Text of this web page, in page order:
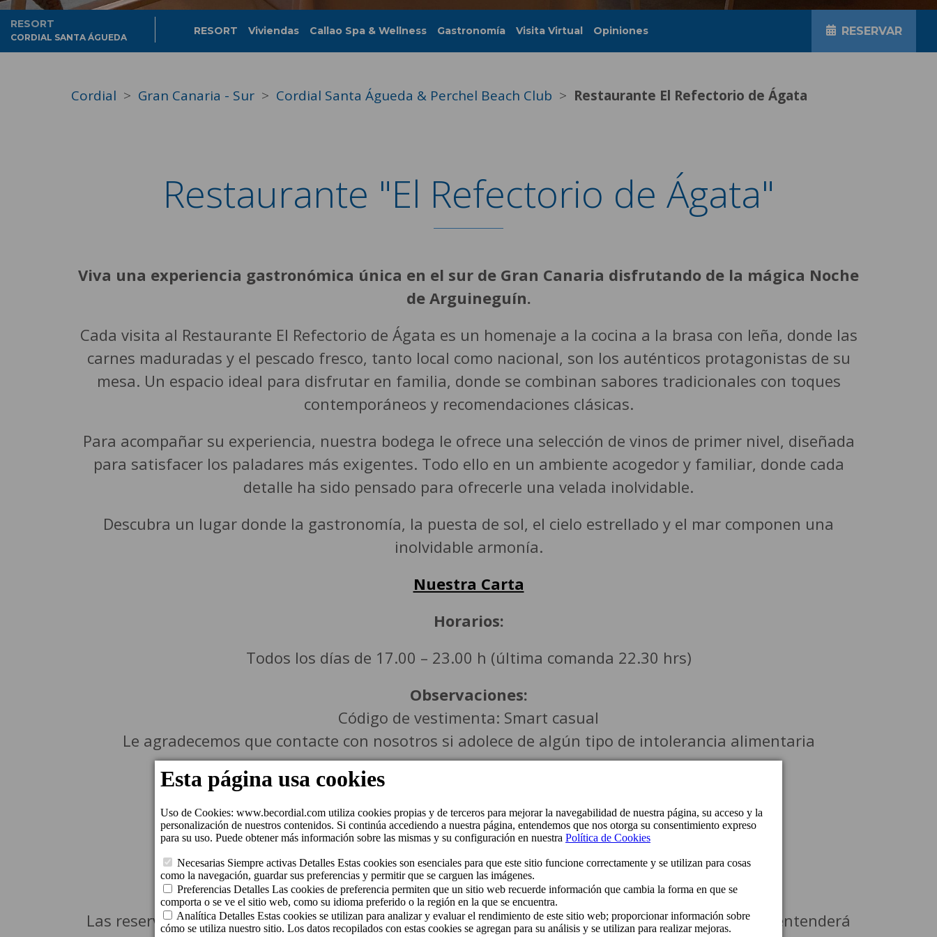
RESORT
CORDIAL SANTA ÁGUEDA
RESORT Viviendas Callao Spa & Wellness Gastronomía Visita Virtual Opiniones RESERVAR
Cordial Gran Canaria - Sur Cordial Santa Águeda & Perchel Beach Club Restaurante El Refectorio de Ágata
Restaurante "El Refectorio de Ágata"
Viva una experiencia gastronómica única en el sur de Gran Canaria disfrutando de la mágica Noche
de Arguineguín.
Cada visita al Restaurante El Refectorio de Ágata es un homenaje a la cocina a la brasa con leña, donde las
carnes maduradas y el pescado fresco, tanto local como nacional, son los auténticos protagonistas de su
mesa. Un espacio ideal para disfrutar en familia, donde se combinan sabores tradicionales con toques
contemporáneos y recomendaciones clásicas.
Para acompañar su experiencia, nuestra bodega le ofrece una selección de vinos de primer nivel, diseñada
para satisfacer los paladares más exigentes. Todo ello en un ambiente acogedor y familiar, donde cada
detalle ha sido pensado para ofrecerle una velada inolvidable.
Descubra un lugar donde la gastronomía, la puesta de sol, el cielo estrellado y el mar componen una
inolvidable armonía.
Nuestra Carta
Horarios:
Todos los días de 17.00 – 23.00 h (última comanda 22.30 hrs)
Observaciones:
Código de vestimenta: Smart casual
Le agradecemos que contacte con nosotros si adolece de algún tipo de intolerancia alimentaria
Parking en el Resort Cordial Santa Águeda & Perchel Beach Club
Capacidad máxima:42 comensales al día
Las reservas se mantienen durante 15 minutos de cortesía. Pasado este margen, la reserva se entenderá